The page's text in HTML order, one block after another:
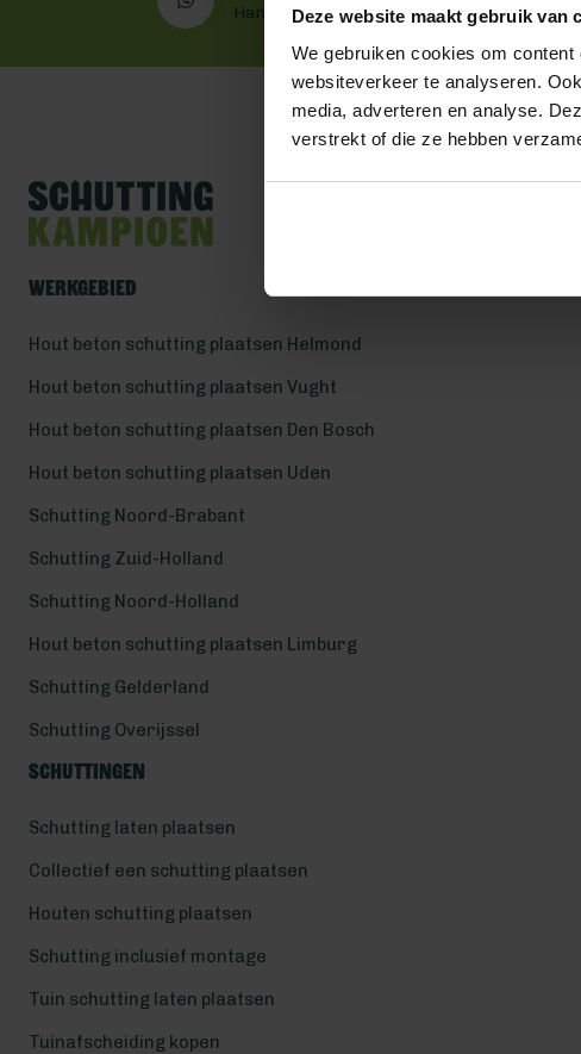
Deze website maakt gebruik van
We gebruiken cookies om
websiteverkeer te analyseren.
media, adverteren en analyse.
verstrekt of die ze hebben
Handig toch?
Werkgebied
Hout beton schutting plaatsen Helmond
Hout beton schutting plaatsen Vught
Hout beton schutting plaatsen Den Bosch
Hout beton schutting plaatsen Uden
Schutting Noord-Brabant
Schutting Zuid-Holland
Schutting Noord-Holland
Hout beton schutting plaatsen Limburg
Schutting Gelderland
Schutting Overijssel
Schuttingen
Schutting laten plaatsen
Collectief een schutting plaatsen
Houten schutting plaatsen
Schutting inclusief montage
Tuin schutting laten plaatsen
Tuinafscheiding kopen